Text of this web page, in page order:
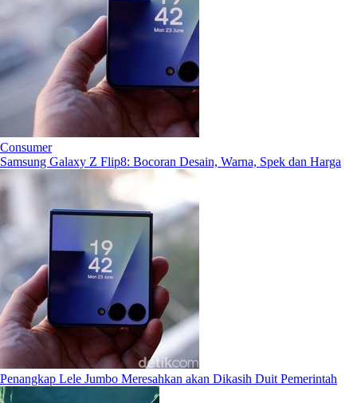
Consumer
Samsung Galaxy Z Flip8: Bocoran Desain, Warna, Spek dan Harga
Penangkap Lele Jumbo Meresahkan akan Dikasih Duit Pemerintah